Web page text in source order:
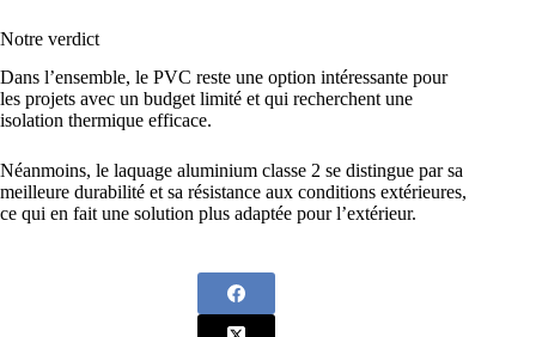
Notre verdict
Dans l’ensemble, le PVC reste une option intéressante pour
les projets avec un budget limité et qui recherchent une
isolation thermique efficace.
Néanmoins, le laquage aluminium classe 2 se distingue par sa
meilleure durabilité et sa résistance aux conditions extérieures,
ce qui en fait une solution plus adaptée pour l’extérieur.